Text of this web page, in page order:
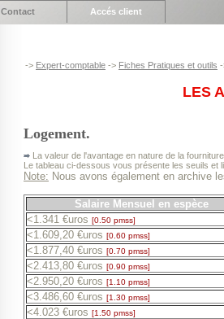
Contact Accés client
-> Expert-comptable -> Fiches Pratiques et outils
LES
Logement.
La valeur de l'avantage en nature de la
Le tableau ci-dessous vous présente les seuils et
Note: Nous avons également en archive
Salaire Mensuel en espèce
<1.341 €uros [0.50 pmss]
<1.609,20 €uros [0.60 pmss]
<1.877,40 €uros [0.70 pmss]
<2.413,80 €uros [0.90 pmss]
<2.950,20 €uros [1.10 pmss]
<3.486,60 €uros [1.30 pmss]
<4.023 €uros [1.50 pmss]